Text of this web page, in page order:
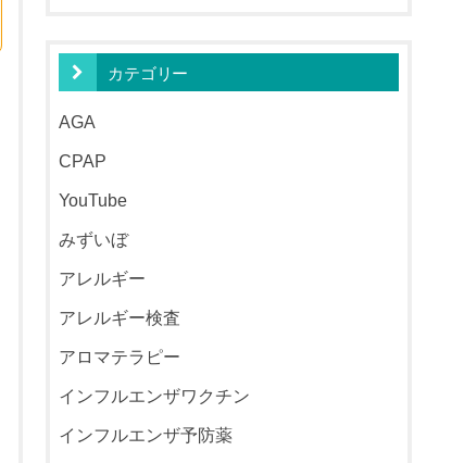
カテゴリー
AGA
CPAP
YouTube
みずいぼ
アレルギー
アレルギー検査
アロマテラピー
インフルエンザワクチン
インフルエンザ予防薬